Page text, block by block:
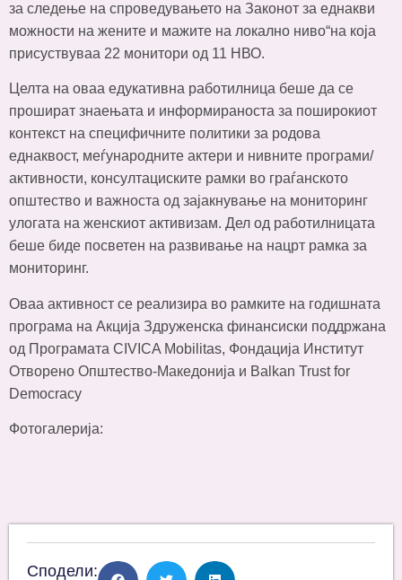
за следење на спроведувањето на Законот за еднакви
можности на жените и мажите на локално ниво“на која
присуствуваа 22 монитори од 11 НВО.
Целта на оваа едукативна работилница беше да се
прошират знаењата и информираноста за поширокиот
контекст на специфичните политики за родова
еднаквост, меѓународните актери и нивните програми/
активности, консултациските рамки во граѓанското
општество и важноста од зајакнување на мониторинг
улогата на женскиот активизам. Дел од работилницата
беше биде посветен на развивање на нацрт рамка за
мониторинг.
Оваа активност се реализира во рамките на годишната
програма на Акција Здруженска финансиски поддржана
од Програмата CIVICA Mobilitas, Фондација Институт
Отворено Општество-Македонија и Balkan Trust for
Democracy
Фотогалерија:
Сподели: